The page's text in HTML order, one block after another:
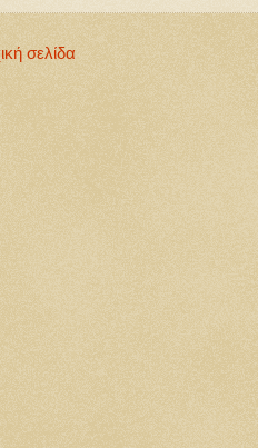
σελίδα